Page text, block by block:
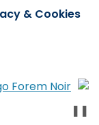
& Cookies
❚❚